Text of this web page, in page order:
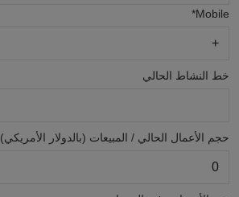
Mobile*
خط النشاط الحالي
حجم الأعمال الحالي / المبيعات (بالدولار الأمريكي)